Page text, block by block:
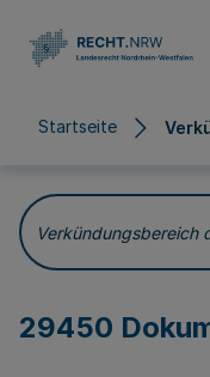
Startseite
Verkündungsbereich
29450